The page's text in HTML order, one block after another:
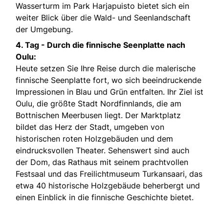
Wasserturm im Park Harjapuisto bietet sich ein
weiter Blick über die Wald- und Seenlandschaft
der Umgebung.
4. Tag - Durch die finnische Seenplatte nach
Oulu:
Heute setzen Sie Ihre Reise durch die malerische
finnische Seenplatte fort, wo sich beeindruckende
Impressionen in Blau und Grün entfalten. Ihr Ziel ist
Oulu, die größte Stadt Nordfinnlands, die am
Bottnischen Meerbusen liegt. Der Marktplatz
bildet das Herz der Stadt, umgeben von
historischen roten Holzgebäuden und dem
eindrucksvollen Theater. Sehenswert sind auch
der Dom, das Rathaus mit seinem prachtvollen
Festsaal und das Freilichtmuseum Turkansaari, das
etwa 40 historische Holzgebäude beherbergt und
einen Einblick in die finnische Geschichte bietet.